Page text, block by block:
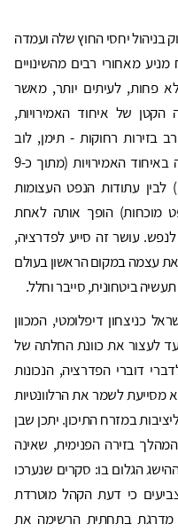
בניהול יחסי החוץ שלה ועמדה
מאחורי רבים מהשינויים
פחות, לעיתים יותר, מאשר
של איחוד האמירויות,
בזירות רחוקות - תימן, לוב
ואפגניסטן. היחס בין האוכלוסייה הקטנה באיחוד האמירויות (מתוך כ-9
לבין עתודות הנפט העצומות
חביות נפט מוכחות) הופך אותה לאחת
עושר זה סייע לפדרציה,
להציב את עצמה במקום הראשון בעולם
ביטחונית, סייבר וחלל.
כניצחון דיפלומטי, המכוון
לעצור את כוונת החלתה של
דוברי הפדרציה, הנכונות
מסייעת לשמר את הרלוונטיות
במזרח התיכון. יתכן שבן
בזירה הפנימית, שאינה
הגלום בו: סקרים שנערכו
כי דעת הקהל מוטרדת
מדרגת בתחתית הרשימה את